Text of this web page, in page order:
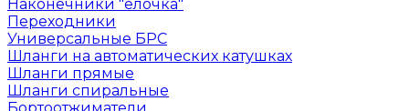
Наконечники "елочка"
Переходники
Универсальные БРС
Шланги на автоматических катушках
Шланги прямые
Шланги спиральные